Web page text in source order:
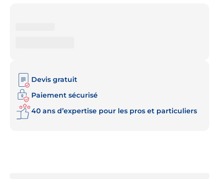
Devis gratuit
Paiement sécurisé
40 ans d’expertise pour les pros et particuliers